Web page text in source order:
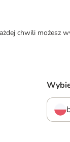
chwili możesz